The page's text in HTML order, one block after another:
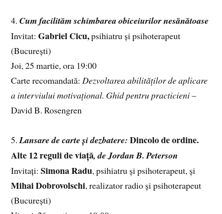
4.Cum facilităm schimbarea obiceiurilor nesănătoase
Invitat:Gabriel Cicu,psihiatru și psihoterapeut
(București)
Joi, 25 martie, ora 19:00
Carte recomandată: Dezvoltarea abilităților de aplicare
a interviului motivațional. Ghid pentru practicieni–
David B. Rosengren
5.Lansare de carte și dezbatere:Dincolo de ordine.
Alte 12 reguli de viață, de Jordan B. Peterson
Invitați:SimonaRadu, psihiatru și psihoterapeut, și
Mihai Dobrovolschi, realizator radio și psihoterapeut
(București)